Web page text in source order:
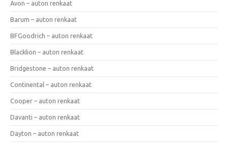
Avon – auton renkaat
Barum – auton renkaat
BFGoodrich – auton renkaat
Blacklion – auton renkaat
Bridgestone – auton renkaat
Continental – auton renkaat
Cooper – auton renkaat
Davanti – auton renkaat
Dayton – auton renkaat